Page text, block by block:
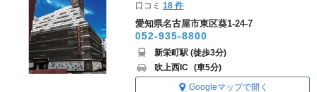
口コミ18 件
愛知県名古屋市東区葵1-24-7
052-935-8800
新栄町駅 (徒歩3分)
吹上西IC (車5分)
Googleマップで開く